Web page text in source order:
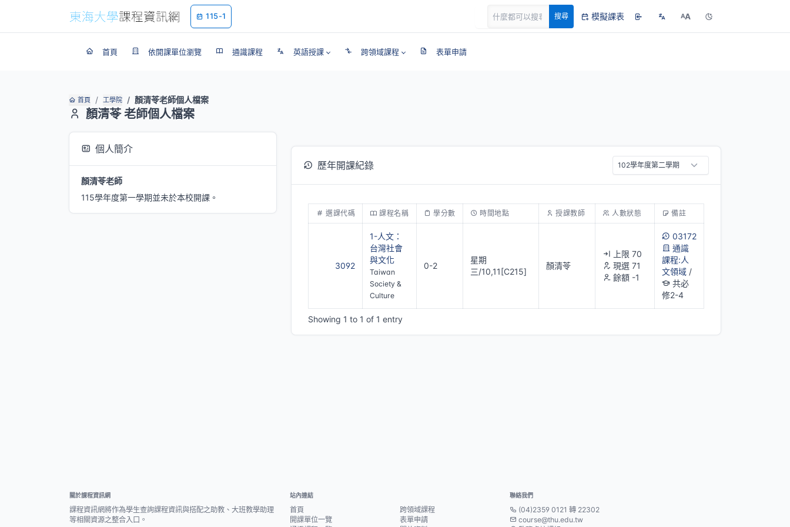
115-1 搜尋 模擬課表 AA
首頁 依開課單位瀏覽 通識課程 英語授課 跨領域課程 表單申請
首頁 工學院 顏清苓老師個人檔案
顏清苓 老師個人檔案
個人簡介
顏清苓老師
115學年度第一學期並未於本校開課。
歷年開課紀錄
選課代碼 課程名稱 學分數 時間地點 授課教師 人數狀態 備註
3092
1-人文：
台灣社會
與文化
Taiwan
Society &
Culture
0-2
星期
三/10,11[C215]
顏清苓
上限 70
現選 71
餘額 -1
03172
通識
課程:人
文領域 /
共必
修2-4
Showing 1 to 1 of 1 entry
關於課程資訊網
課程資訊網將作為學生查詢課程資訊與搭配之助教、大班教學助理
等相關資源之整合入口。
站內連結
首頁
開課單位一覽
跨領域課程
表單申請
聯絡我們
(04)2359 0121 轉 22302
course@thu.edu.tw